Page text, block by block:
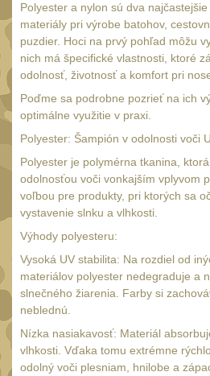
Zvětšovací moduly
LPVO 21
Na vzduchovku15
Na kuše2
Velký oční reliéf 1
Na dlouhé
vzdálenosti 13
Multi-range 33
Krátka a střední
vzdálenost 16
Príslušenstvo pre
optiku
UTG45
Accushot
Polyester a nylon sú dva
materiály pri výrobe batohov,
puzdier. Hoci na prvý pohľad môžu
nich má špecifické vlastnosti, ktoré
odolnosť, životnosť a komfort pri
Poďme sa podrobne pozrieť na ich
optimálne využitie v praxi.
Polyester: Šampión v odolnosti voči
Polyester je polymérna tkanina,
odolnosťou voči vonkajším vplyvom
voľbou pre produkty, pri ktorých sa
vystavenie slnku a vlhkosti.
Výhody polyesteru:
Vysoká UV stabilita: Na rozdiel od
materiálov polyester nedegraduje a
slnečného žiarenia. Farby si
neblednú.
Nízka nasiakavosť: Materiál
vlhkosti. Vďaka tomu extrémne
odolný voči plesniam, hnilobe a